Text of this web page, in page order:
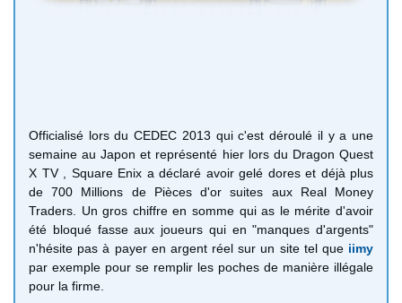
Officialisé lors du CEDEC 2013 qui c'est déroulé il y a une
semaine au Japon et représenté hier lors du Dragon Quest
X TV , Square Enix a déclaré avoir gelé dores et déjà plus
de 700 Millions de Pièces d'or suites aux Real Money
Traders. Un gros chiffre en somme qui as le mérite d'avoir
été bloqué fasse aux joueurs qui en "manques d'argents"
n'hésite pas à payer en argent réel sur un site tel que iimy
par exemple pour se remplir les poches de manière illégale
pour la firme.